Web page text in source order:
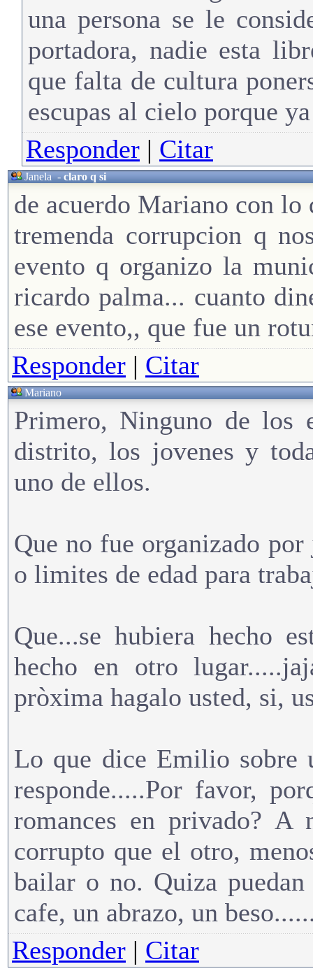
una persona se le
portadora, nadie esta
que falta de cultura
escupas al cielo porque
Responder | Citar
Janela-claro q si
de acuerdo Mariano con lo
tremenda corrupcion q
evento q organizo la
ricardo palma... cuanto
ese evento,, que fue un
Responder | Citar
Mariano
Primero, Ninguno de los
distrito, los jovenes y
uno de ellos.
Que no fue organizado
o limites de edad para
Que...se hubiera hecho
hecho en otro
pròxima hagalo usted, si,
Lo que dice Emilio
responde.....Por favor,
romances en privado?
corrupto que el otro,
bailar o no. Quiza
cafe, un abrazo, un
Responder | Citar